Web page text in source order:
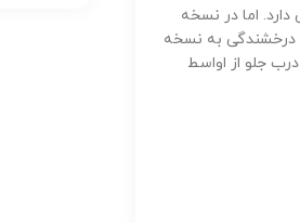
اما در نسخه
درخشندگی به نسخه
جلو از اواسط